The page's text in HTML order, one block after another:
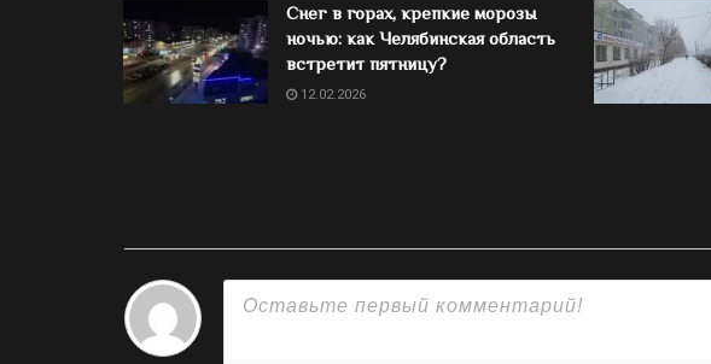
Снег в горах, крепкие морозы
ночью: как Челябинская область
встретит пятницу?
12.02.2026